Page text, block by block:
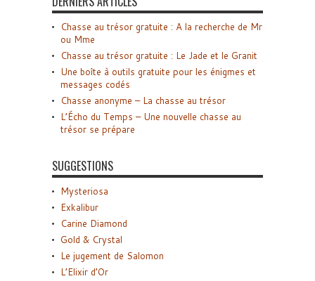
Chasse au trésor gratuite : A la recherche de Mr
ou Mme
Chasse au trésor gratuite : Le Jade et le Granit
Une boîte à outils gratuite pour les énigmes et
messages codés
Chasse anonyme – La chasse au trésor
L’Écho du Temps – Une nouvelle chasse au
trésor se prépare
SUGGESTIONS
Mysteriosa
Exkalibur
Carine Diamond
Gold & Crystal
Le jugement de Salomon
L’Elixir d’Or